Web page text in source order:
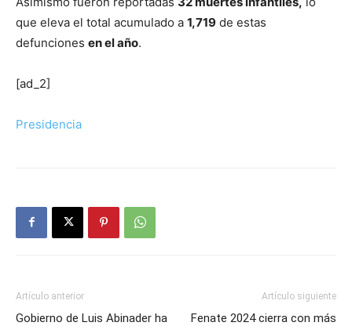
que eleva el total acumulado a 1,719 de estas
defunciones en el año.
[ad_2]
Presidencia
Artículo anterior
Gobierno de Luis Abinader ha
Artículo siguiente
Fenate 2024 cierra con más